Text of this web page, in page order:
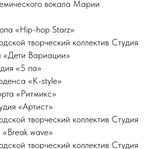
вокала Марии
«Hip-hop Starz»
творческий коллектив Студия
«Дети Вариации»
«5 па»
«K-style»
«Ритмикс»
«Артист»
творческий коллектив Студия
wave»
творческий коллектив Студия